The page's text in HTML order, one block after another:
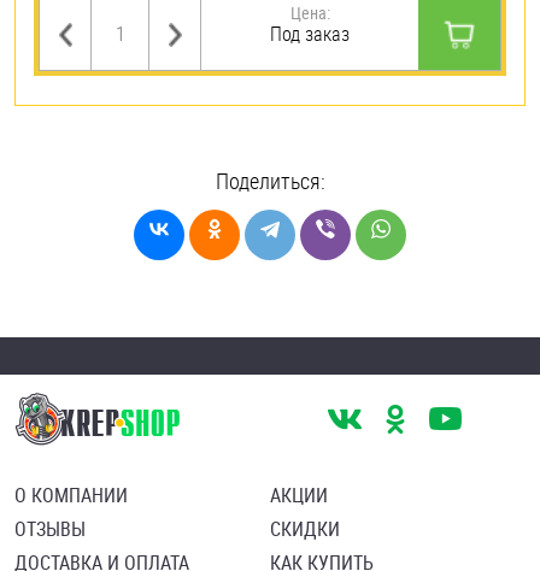
Цена:
Под заказ
Поделиться:
О КОМПАНИИ
ОТЗЫВЫ
ДОСТАВКА И ОПЛАТА
АКЦИИ
СКИДКИ
КАК КУПИТЬ